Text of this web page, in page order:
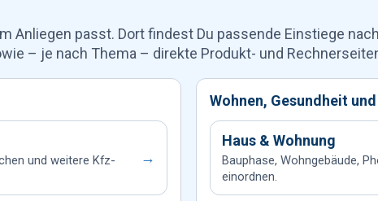
Anliegen passt. Dort findest Du passende Einstiege nach
– je nach Thema – direkte Produkt- und
und weitere Kfz-
→
Wohnen, Gesundheit
Haus & Wohnung
Bauphase, Wohngebäude,
einordnen.